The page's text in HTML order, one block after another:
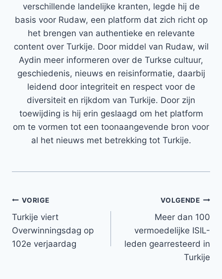
verschillende landelijke kranten, legde hij de
basis voor Rudaw, een platform dat zich richt op
het brengen van authentieke en relevante
content over Turkije. Door middel van Rudaw, wil
Aydin meer informeren over de Turkse cultuur,
geschiedenis, nieuws en reisinformatie, daarbij
leidend door integriteit en respect voor de
diversiteit en rijkdom van Turkije. Door zijn
toewijding is hij erin geslaagd om het platform
om te vormen tot een toonaangevende bron voor
al het nieuws met betrekking tot Turkije.
Bericht
navigatie
VORIGE
Turkije viert
Overwinningsdag op
102e verjaardag
VOLGENDE
Meer dan 100
vermoedelijke ISIL-
leden gearresteerd in
Turkije